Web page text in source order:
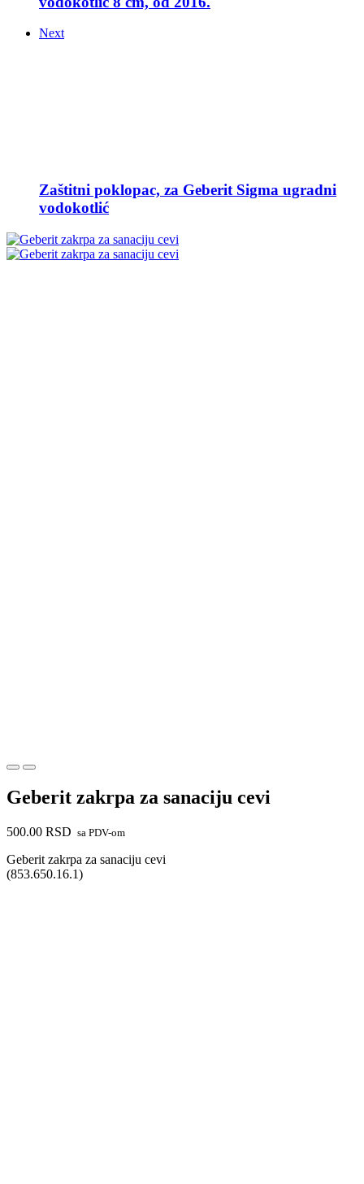
Next
Zaštitni poklopac, za Geberit Sigma ugradni
vodokotlić
Geberit zakrpa za sanaciju cevi
500.00 RSD sa PDV-om
Geberit zakrpa za sanaciju cevi
(853.650.16.1)